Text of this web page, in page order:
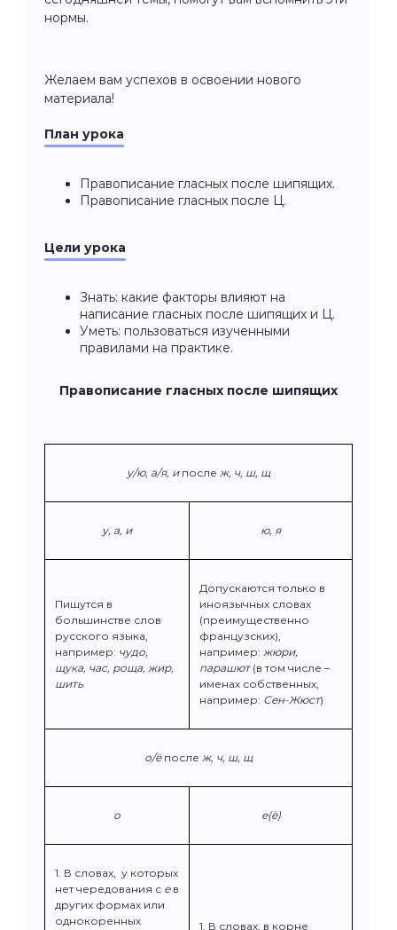
нормы.
Желаем вам успехов в освоении нового
материала!
План урока
Правописание гласных после шипящих.
Правописание гласных после Ц.
Цели урока
Знать: какие факторы влияют на
написание гласных после шипящих и Ц.
Уметь: пользоваться изученными
правилами на практике.
Правописание гласных после шипящих
у/ю, а/я, ипосле ж, ч, ш, щ
у, а, и ю, я
Пишутся в
большинстве слов
русского языка,
например: чудо,
щука, час, роща, жир,
шить
Допускаются только в
иноязычных словах
(преимущественно
французских),
например: жюри,
парашют (в том числе –
именах собственных,
например: Сен-Жюст)
о/ёпосле ж, ч, ш, щ
о е(ё)
1. В словах, у которых
нет чередования с ев
других формах или
однокоренных
1. В словах, в корне